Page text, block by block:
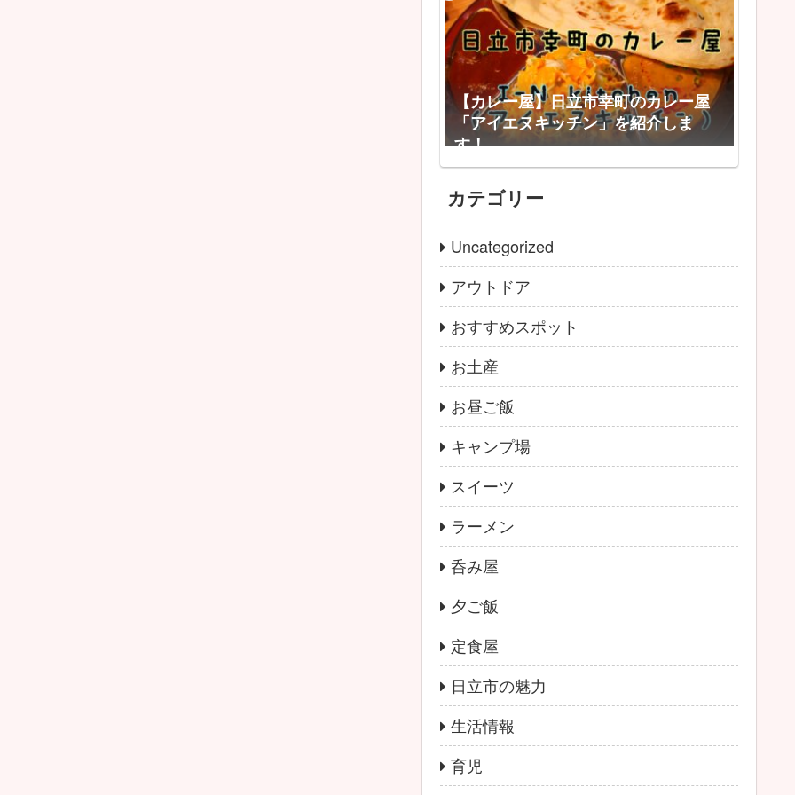
【カレー屋】日立市幸町のカレー屋
「アイエヌキッチン」を紹介しま
す！
カテゴリー
Uncategorized
アウトドア
おすすめスポット
お土産
お昼ご飯
キャンプ場
スイーツ
ラーメン
呑み屋
夕ご飯
定食屋
日立市の魅力
生活情報
育児